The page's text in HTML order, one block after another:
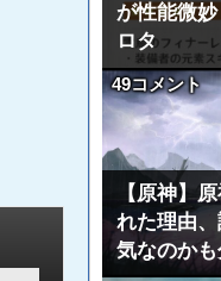
が性能微
ロタ
49コメント
【原神】
れた理由
気なのか